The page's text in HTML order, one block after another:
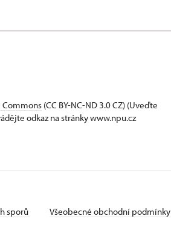
(CC BY-NC-ND 3.0 CZ) (Uveďte
odkaz na stránky www.npu.cz
sporů Všeobecné obchodní podmínky